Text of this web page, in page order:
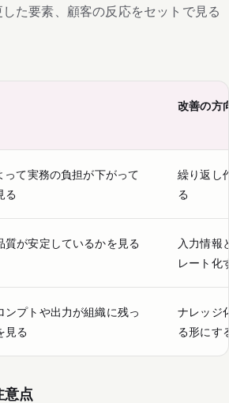
た要素、顧客の反応をセットで見る
改善の方
って実務の負担が下がって
る
繰り返し
る
質が安定しているかを見る
入力情報
レート化
ンプトや出力が組織に残っ
見る
ナレッジ
る形にす
意点